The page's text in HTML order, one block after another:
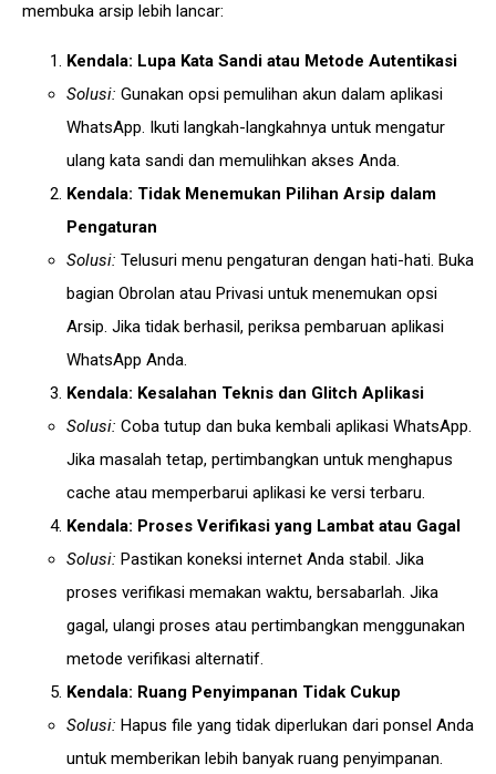
membuka arsip lebih lancar:
Kendala: Lupa Kata Sandi atau Metode Autentikasi
Solusi: Gunakan opsi pemulihan akun dalam aplikasi
WhatsApp. Ikuti langkah-langkahnya untuk mengatur
ulang kata sandi dan memulihkan akses Anda.
Kendala: Tidak Menemukan Pilihan Arsip dalam
Pengaturan
Solusi: Telusuri menu pengaturan dengan hati-hati. Buka
bagian Obrolan atau Privasi untuk menemukan opsi
Arsip. Jika tidak berhasil, periksa pembaruan aplikasi
WhatsApp Anda.
Kendala: Kesalahan Teknis dan Glitch Aplikasi
Solusi: Coba tutup dan buka kembali aplikasi WhatsApp.
Jika masalah tetap, pertimbangkan untuk menghapus
cache atau memperbarui aplikasi ke versi terbaru.
Kendala: Proses Verifikasi yang Lambat atau Gagal
Solusi: Pastikan koneksi internet Anda stabil. Jika
proses verifikasi memakan waktu, bersabarlah. Jika
gagal, ulangi proses atau pertimbangkan menggunakan
metode verifikasi alternatif.
Kendala: Ruang Penyimpanan Tidak Cukup
Solusi: Hapus file yang tidak diperlukan dari ponsel Anda
untuk memberikan lebih banyak ruang penyimpanan.